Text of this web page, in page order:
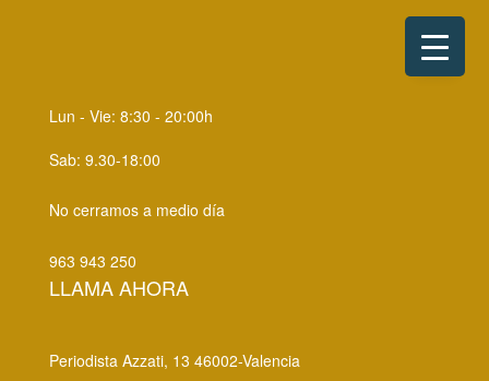
Lun - Vie: 8:30 - 20:00h
Sab: 9.30-18:00
No cerramos a medio día
963 943 250
LLAMA AHORA
Periodista Azzati, 13 46002-Valencia